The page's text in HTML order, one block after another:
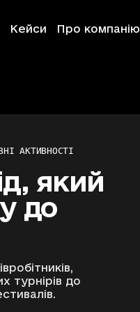
Кейси Про компанію
АКТИВНОСТІ
який
до
турнірів до